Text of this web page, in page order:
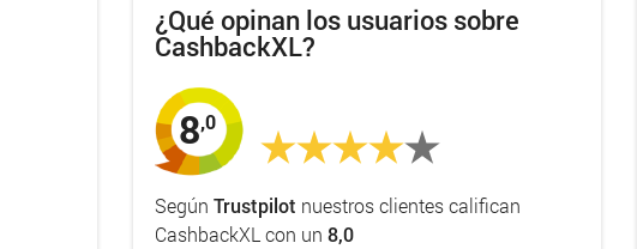
¿Qué opinan los usuarios sobre
CashbackXL?
8,0
SegúnTrustpilot nuestros clientes califican
CashbackXL con un8,0